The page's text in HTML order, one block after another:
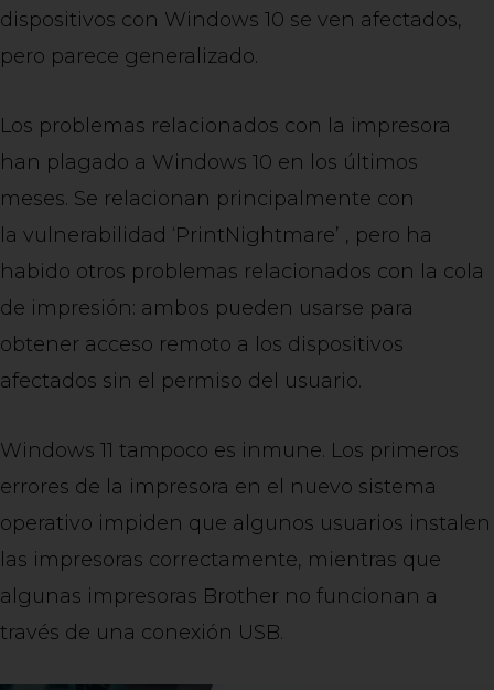
dispositivos con Windows 10 se ven afectados,
pero parece generalizado.
Los problemas relacionados con la impresora
han plagado a Windows 10 en los últimos
meses. Se relacionan principalmente con
la vulnerabilidad ‘PrintNightmare’ , pero ha
habido otros problemas relacionados con la cola
de impresión: ambos pueden usarse para
obtener acceso remoto a los dispositivos
afectados sin el permiso del usuario.
Windows 11 tampoco es inmune. Los primeros
errores de la impresora en el nuevo sistema
operativo impiden que algunos usuarios instalen
las impresoras correctamente, mientras que
algunas impresoras Brother no funcionan a
través de una conexión USB.